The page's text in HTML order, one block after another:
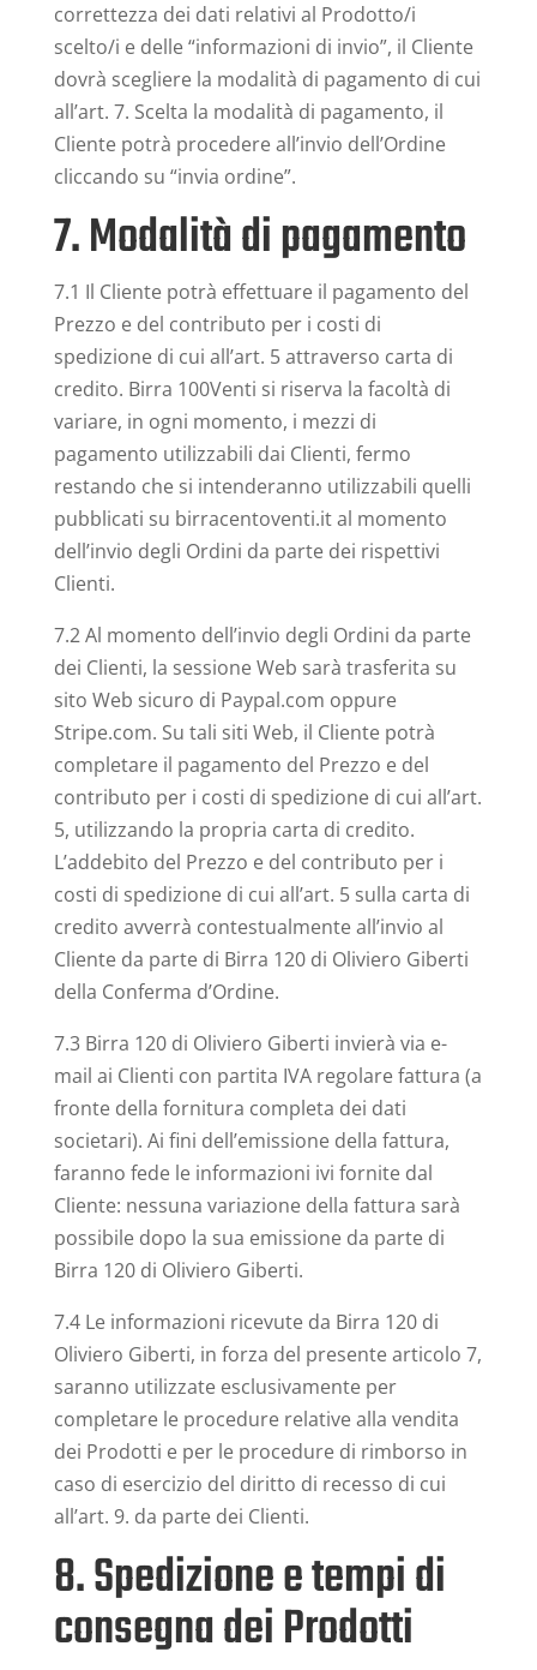
correttezza dei dati relativi al Prodotto/i
scelto/i e delle “informazioni di invio”, il Cliente
dovrà scegliere la modalità di pagamento di cui
all’art. 7. Scelta la modalità di pagamento, il
Cliente potrà procedere all’invio dell’Ordine
cliccando su “invia ordine”.
7. Modalità di pagamento
7.1 Il Cliente potrà effettuare il pagamento del
Prezzo e del contributo per i costi di
spedizione di cui all’art. 5 attraverso carta di
credito. Birra 100Venti si riserva la facoltà di
variare, in ogni momento, i mezzi di
pagamento utilizzabili dai Clienti, fermo
restando che si intenderanno utilizzabili quelli
pubblicati su birracentoventi.it al momento
dell’invio degli Ordini da parte dei rispettivi
Clienti.
7.2 Al momento dell’invio degli Ordini da parte
dei Clienti, la sessione Web sarà trasferita su
sito Web sicuro di Paypal.com oppure
Stripe.com. Su tali siti Web, il Cliente potrà
completare il pagamento del Prezzo e del
contributo per i costi di spedizione di cui all’art.
5, utilizzando la propria carta di credito.
L’addebito del Prezzo e del contributo per i
costi di spedizione di cui all’art. 5 sulla carta di
credito avverrà contestualmente all’invio al
Cliente da parte di Birra 120 di Oliviero Giberti
della Conferma d’Ordine.
7.3 Birra 120 di Oliviero Giberti invierà via e-
mail ai Clienti con partita IVA regolare fattura (a
fronte della fornitura completa dei dati
societari). Ai fini dell’emissione della fattura,
faranno fede le informazioni ivi fornite dal
Cliente: nessuna variazione della fattura sarà
possibile dopo la sua emissione da parte di
Birra 120 di Oliviero Giberti.
7.4 Le informazioni ricevute da Birra 120 di
Oliviero Giberti, in forza del presente articolo 7,
saranno utilizzate esclusivamente per
completare le procedure relative alla vendita
dei Prodotti e per le procedure di rimborso in
caso di esercizio del diritto di recesso di cui
all’art. 9. da parte dei Clienti.
8. Spedizione e tempi di
consegna dei Prodotti